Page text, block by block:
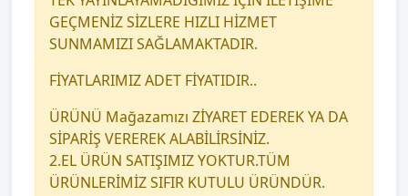
GEÇMENİZ SİZLERE HIZLI HİZMET
SUNMAMIZI SAĞLAMAKTADIR.
FİYATLARIMIZ ADET FİYATIDIR..
ÜRÜNÜ Mağazamızı ZİYARET EDEREK YA DA
SİPARİŞ VEREREK ALABİLİRSİNİZ.
2.EL ÜRÜN SATIŞIMIZ YOKTUR.TÜM
ÜRÜNLERİMİZ SIFIR KUTULU ÜRÜNDÜR.